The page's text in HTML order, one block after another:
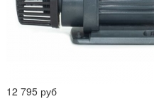
12 795 руб